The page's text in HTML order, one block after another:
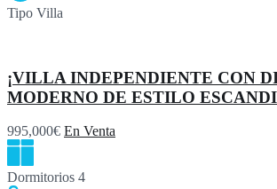
Tipo Villa
¡VILLA INDEPENDIENTE CON
MODERNO DE ESTILO
995,000€ En Venta
Dormitorios 4